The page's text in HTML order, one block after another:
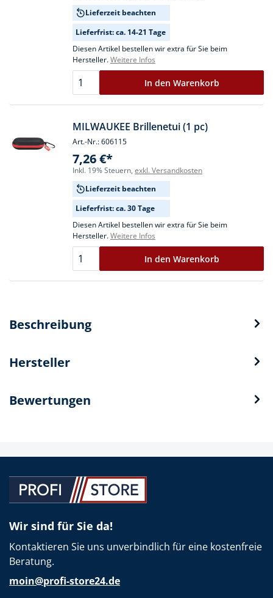
Lieferzeit beachten
Lieferfrist: ca. 14-21 Tage
Diesen Artikel bestellen wir extra für Sie beim
Hersteller.Weitere Infos
In den Warenkorb
MILWAUKEE Brillenetui (1 pc)
Art.-Nr.: 606115
7,26 €*
Inkl. 19% Steuern, exkl. Versandkosten
Lieferzeit beachten
Lieferfrist: ca. 30 Tage
Diesen Artikel bestellen wir extra für Sie beim
Hersteller.Weitere Infos
In den Warenkorb
Beschreibung
Hersteller
Bewertungen
Wir sind für Sie da!
Kontaktieren Sie uns unverbindlich für eine kostenfreie
Beratung.
moin@profi-store24.de